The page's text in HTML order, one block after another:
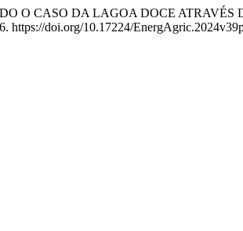
O CASO DA LAGOA DOCE
https://doi.org/10.17224/